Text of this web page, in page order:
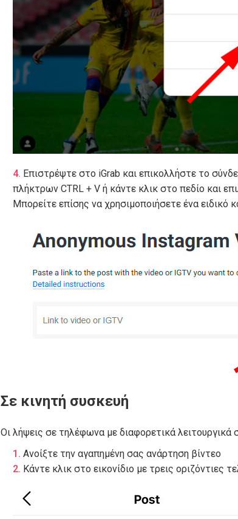
Επιστρέψτε στο iGrab και επικολλήστε το
πλήκτρων CTRL + V ή κάντε κλικ στο πεδίο και
Μπορείτε επίσης να χρησιμοποιήσετε ένα ειδικό
Σε κινητή συσκευή
Οι λήψεις σε τηλέφωνα με διαφορετικά λειτουργικά
Ανοίξτε την αγαπημένη σας ανάρτηση βίντεο
Κάντε κλικ στο εικονίδιο με τρεις οριζόντιες